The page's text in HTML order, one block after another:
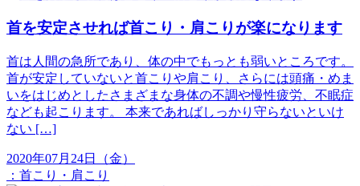
首を安定させれば首こり・肩こりが楽になります
首は人間の急所であり、体の中でもっとも弱いところです。
首が安定していないと首こりや肩こり、さらには頭痛・めま
いをはじめとしたさまざまな身体の不調や慢性疲労、不眠症
なども起こります。 本来であればしっかり守らないといけ
ない […]
2020年07月24日（金）
： 首こり・肩こり